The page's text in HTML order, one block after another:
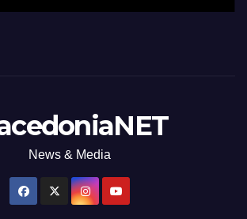
News & Media